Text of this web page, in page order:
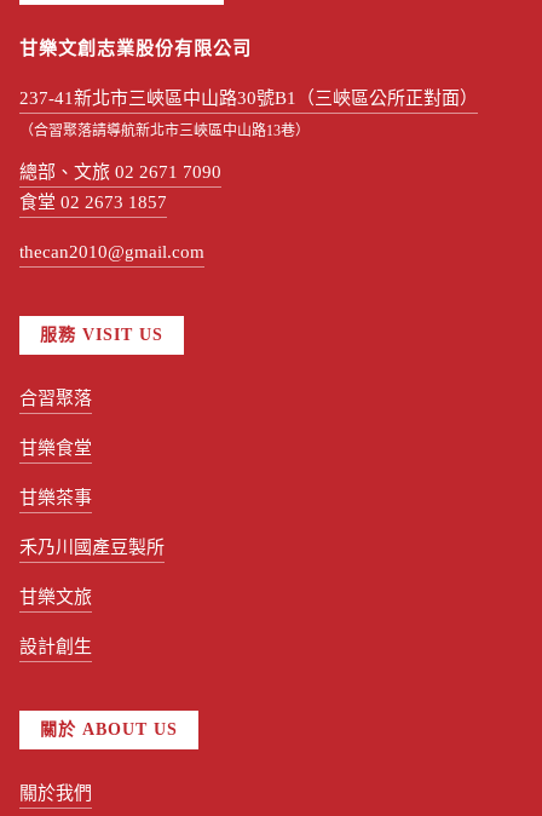
甘樂文創志業股份有限公司
237-41新北市三峽區中山路30號B1（三峽區公所正對面）
（合習聚落請導航新北市三峽區中山路13巷）
總部、文旅 02 2671 7090
食堂 02 2673 1857
thecan2010@gmail.com
服務 VISIT US
合習聚落
甘樂食堂
甘樂茶事
禾乃川國產豆製所
甘樂文旅
設計創生
關於 ABOUT US
關於我們